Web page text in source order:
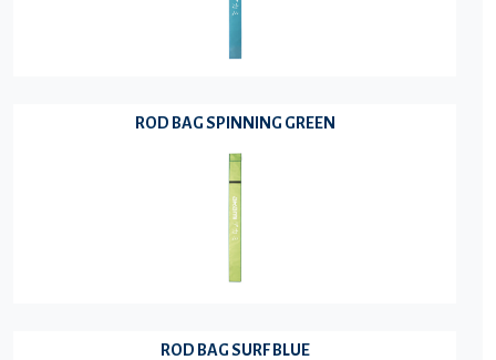
ROD BAG SPINNING GREEN
ROD BAG SURF BLUE